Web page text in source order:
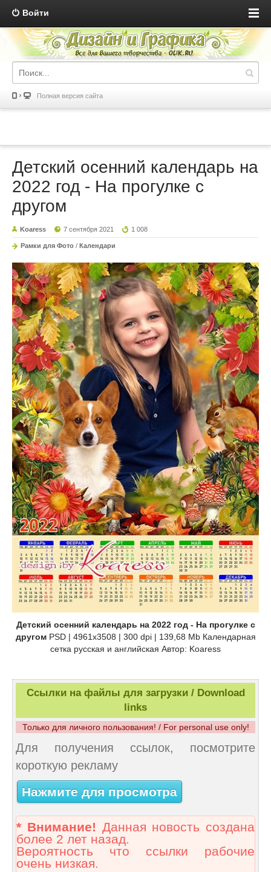
Войти
Полная версия сайта
Детский осенний календарь на
2022 год - На прогулке с
другом
Koaress 7 сентября 2021 1 008
Рамки для Фото / Календари
Детский осенний календарь на 2022 год - На прогулке с
другомPSD | 4961x3508 | 300 dpi | 139,68 Mb Календарная
сетка русская и английская Автор: Koaress
Ссылки на файлы для загрузки / Download
links
Только для личного пользования! / For personal use only!
Для получения ссылок, посмотрите
короткую рекламу
Нажмите для просмотра
* Внимание! Данная новость создана
более 2 лет назад.
Вероятность что ссылки рабочие
очень низкая.